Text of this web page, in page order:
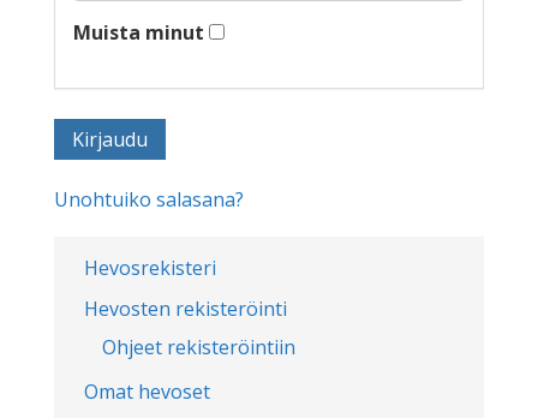
Hevosrekisteri
Hevosten rekisteröinti
Ohjeet rekisteröintiin
Omat hevoset
Muista minut
Unohtuiko salasana?